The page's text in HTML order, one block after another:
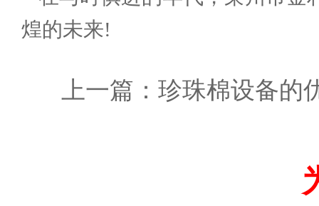
煌的未来!
上一篇： 珍珠棉设备的